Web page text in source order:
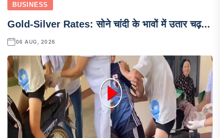
BUSINESS
Gold-Silver Rates: सोने चांदी के भावों में उतार चढ़...
06 AUG, 2026